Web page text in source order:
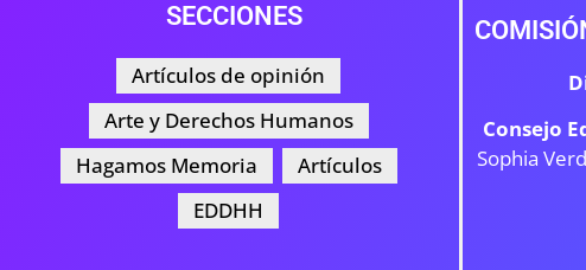
SECCIONES
Artículos de opinión
Arte y Derechos Humanos
Hagamos Memoria
Artículos
EDDHH
Consejo
Sophia